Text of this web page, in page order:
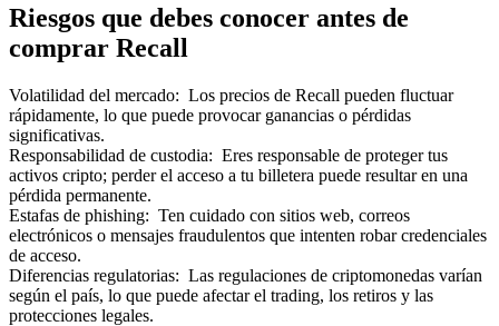
Riesgos que debes conocer antes de
comprar Recall
Volatilidad del mercado: Los precios de Recall pueden fluctuar
rápidamente, lo que puede provocar ganancias o pérdidas
significativas.
Responsabilidad de custodia: Eres responsable de proteger tus
activos cripto; perder el acceso a tu billetera puede resultar en una
pérdida permanente.
Estafas de phishing: Ten cuidado con sitios web, correos
electrónicos o mensajes fraudulentos que intenten robar credenciales
de acceso.
Diferencias regulatorias: Las regulaciones de criptomonedas varían
según el país, lo que puede afectar el trading, los retiros y las
protecciones legales.